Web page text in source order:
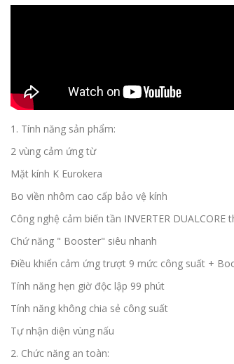
1. Tính năng sản phẩm:
2 vùng cảm ứng từ
Mặt kính K Eurokera
Bo viền nhôm cao cấp bảo vệ kính
Công nghệ cảm biến tần INVERTER
Chứ năng " Booster" siêu nhanh
Điều khiển cảm ứng trượt 9 mức công suất +
Tính năng hẹn giờ độc lập 99 phút
Tính năng không chia sẻ công suất
Tự nhận diện vùng nấu
2. Chức năng an toàn: